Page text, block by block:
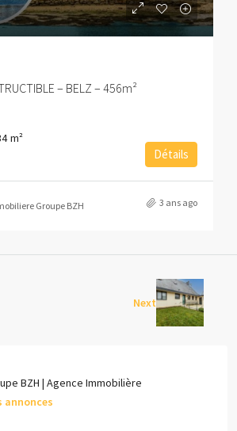
– BELZ – 456m²
m²
Détails
Groupe BZH 3 ans ago
Next
BZH | Agence Immobilière
annonces